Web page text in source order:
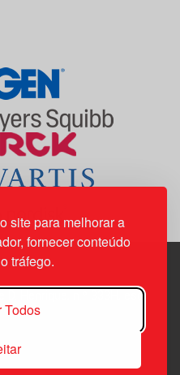
site para melhorar a
fornecer conteúdo
tráfego.
Todos
D. Henrique, n.º 333H, esc.